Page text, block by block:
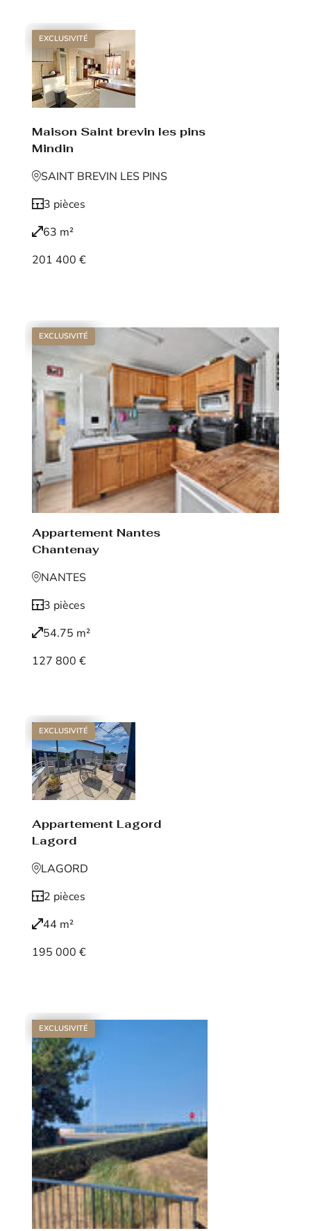
EXCLUSIVITÉ
Maison Saint brevin les pins
Mindin
SAINT BREVIN LES PINS
3 pièces
63 m²
201 400 €
EXCLUSIVITÉ
Appartement Nantes
Chantenay
NANTES
3 pièces
54.75 m²
127 800 €
EXCLUSIVITÉ
Appartement Lagord
Lagord
LAGORD
2 pièces
44 m²
195 000 €
EXCLUSIVITÉ